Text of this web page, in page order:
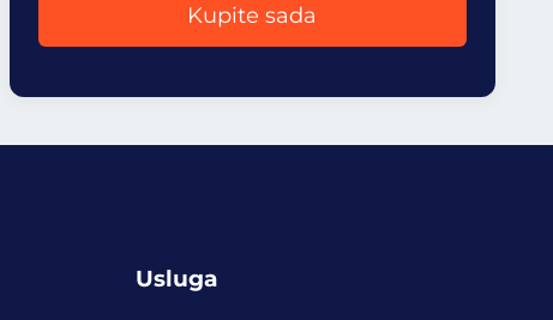
Kupite sada
Usluga